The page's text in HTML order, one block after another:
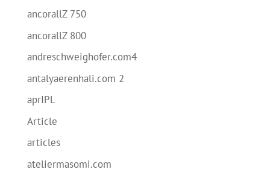
ancorallZ 750
ancorallZ 800
andreschweighofer.com4
antalyaerenhali.com 2
aprIPL
Article
articles
ateliermasomi.com